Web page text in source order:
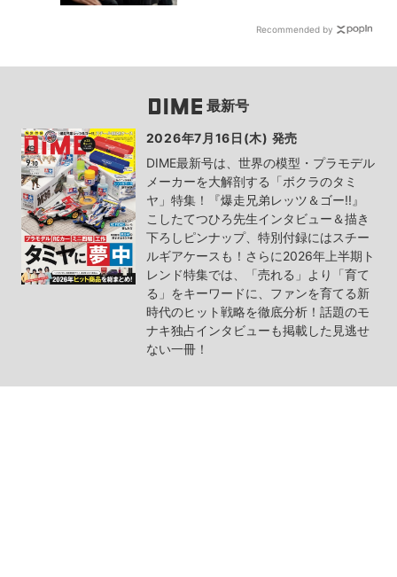
Recommended by
最新号
2026年7月16日(木) 発売
DIME最新号は、世界の模型・プラモデル
メーカーを大解剖する「ボクラのタミ
ヤ」特集！『爆走兄弟レッツ＆ゴー!!』
こしたてつひろ先生インタビュー＆描き
下ろしピンナップ、特別付録にはスチー
ルギアケースも！さらに2026年上半期ト
レンド特集では、「売れる」より「育て
る」をキーワードに、ファンを育てる新
時代のヒット戦略を徹底分析！話題のモ
ナキ独占インタビューも掲載した見逃せ
ない一冊！